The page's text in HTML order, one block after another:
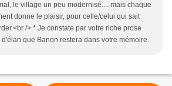
le village un peu modernisé.... mais chaque
donne le plaisir, pour celle/celui qui sait
/> * Je constate par votre riche prose
que Banon restera dans votre mémoire.